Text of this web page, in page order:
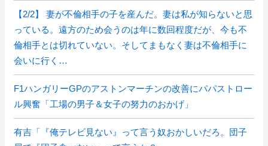
【2/2】 妻が不倫相手の子を産んだ。妻は私が知らないと思
っている。遠方のため会うのは年に数回程度だが、今も不
倫相手とは切れていない。そしてまもなく妻は不倫相手に
会いに行く…
F1ハンガリーGPのアストンマーチンの改善にパパストロー
ル興奮「工場の男子＆女子の努力のおかげ」
有吉「『俺テレビ見ない』って言う奴おかしいだろ。団子